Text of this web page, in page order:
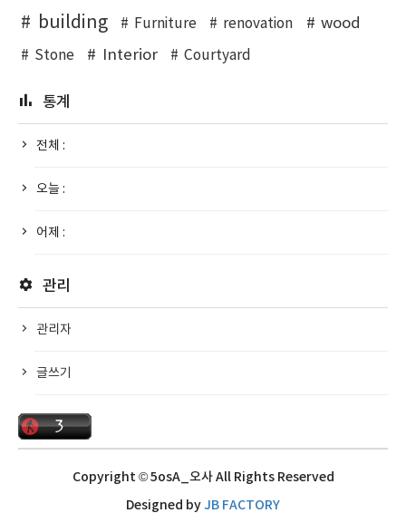
building Furniture renovation wood
Stone Interior Courtyard
통계
전체 :
오늘 :
어제 :
관리
관리자
글쓰기
Copyright © 5osA_오사 All Rights Reserved
Designed byJB FACTORY